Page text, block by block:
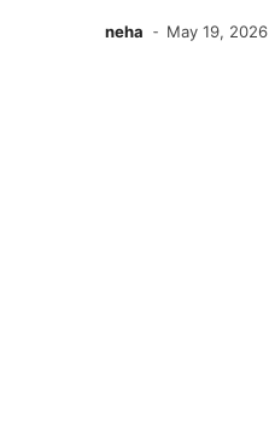
neha May 19, 2026